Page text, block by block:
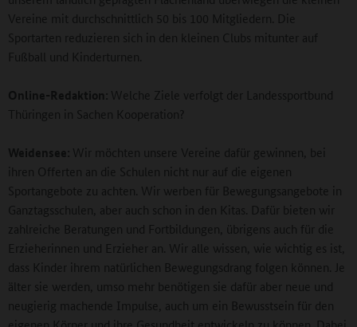
Vereine mit durchschnittlich 50 bis 100 Mitgliedern. Die
Sportarten reduzieren sich in den kleinen Clubs mitunter auf
Fußball und Kinderturnen.
Online-Redaktion: Welche Ziele verfolgt der Landessportbund
Thüringen in Sachen Kooperation?
Weidensee: Wir möchten unsere Vereine dafür gewinnen, bei
ihren Offerten an die Schulen nicht nur auf die eigenen
Sportangebote zu achten. Wir werben für Bewegungsangebote in
Ganztagsschulen, aber auch schon in den Kitas. Dafür bieten wir
zahlreiche Beratungen und Fortbildungen, übrigens auch für die
Erzieherinnen und Erzieher an. Wir alle wissen, wie wichtig es ist,
dass Kinder ihrem natürlichen Bewegungsdrang folgen können. Je
älter sie werden, umso mehr benötigen sie dafür aber neue und
neugierig machende Impulse, auch um ein Bewusstsein für den